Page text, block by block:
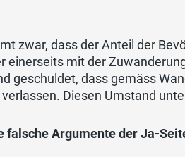
zwar, dass der Anteil der
einerseits mit der
geschuldet, dass gemäss
Diesen Umstand
falsche Argumente der Ja-